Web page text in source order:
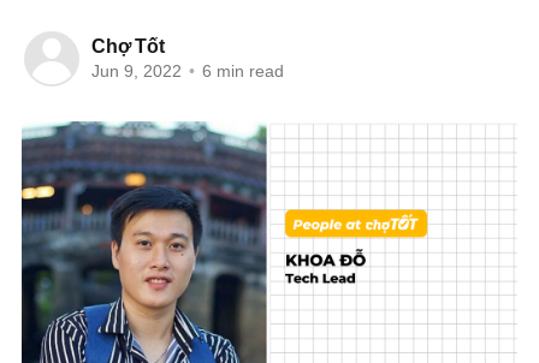
Chợ Tốt
Jun 9, 2022 • 6 min read